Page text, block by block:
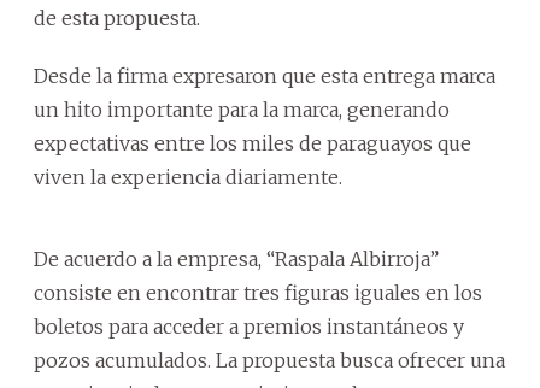
de esta propuesta.
Desde la firma expresaron que esta entrega marca
un hito importante para la marca, generando
expectativas entre los miles de paraguayos que
viven la experiencia diariamente.
De acuerdo a la empresa, “Raspala Albirroja”
consiste en encontrar tres figuras iguales en los
boletos para acceder a premios instantáneos y
pozos acumulados. La propuesta busca ofrecer una